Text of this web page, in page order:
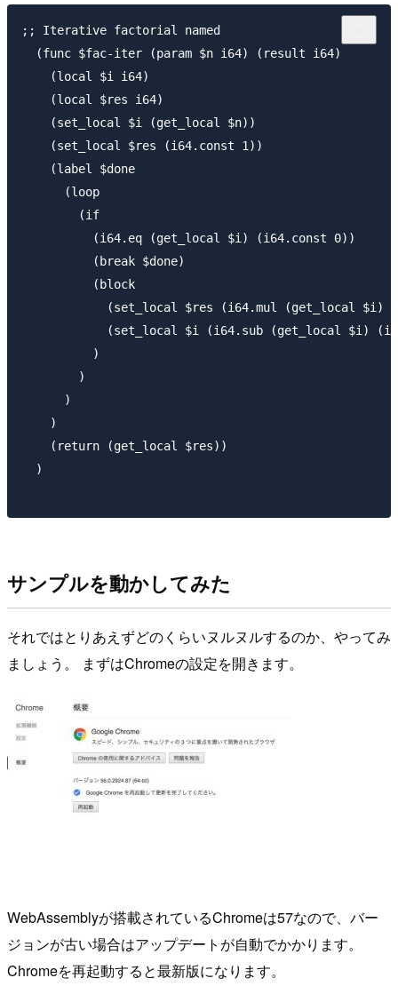
;; Iterative factorial named
  (func $fac-iter (param $n i64) (result i64)
    (local $i i64)
    (local $res i64)
    (set_local $i (get_local $n))
    (set_local $res (i64.const 1))
    (label $done
      (loop
        (if
          (i64.eq (get_local $i) (i64.const 0))
          (break $done)
          (block
(set_local $res (i64.mul (get_local $i)
(set_local $i (i64.sub (get_local $i)
          )
        )
      )
    )
    (return (get_local $res))
  )
サンプルを動かしてみた
それではとりあえずどのくらいヌルヌルするのか、やってみ
ましょう。 まずはChromeの設定を開きます。
WebAssemblyが搭載されているChromeは57なので、バー
ジョンが古い場合はアップデートが自動でかかります。
Chromeを再起動すると最新版になります。